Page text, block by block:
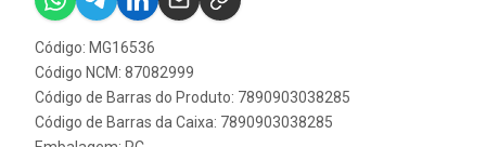
Código: MG16536
Código NCM: 87082999
Código de Barras do Produto: 7890903038285
Código de Barras da Caixa: 7890903038285